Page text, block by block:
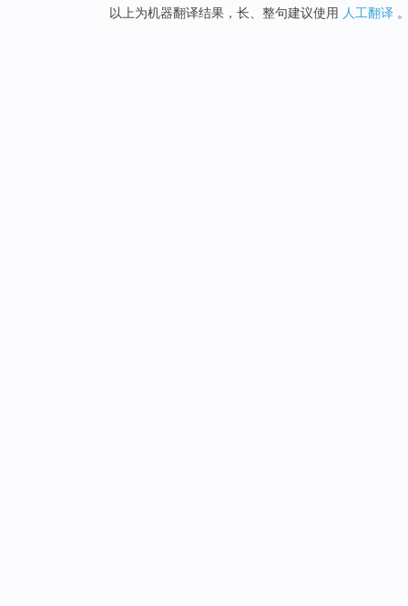
以上为机器翻译结果，长、整句建议使用 人工翻译